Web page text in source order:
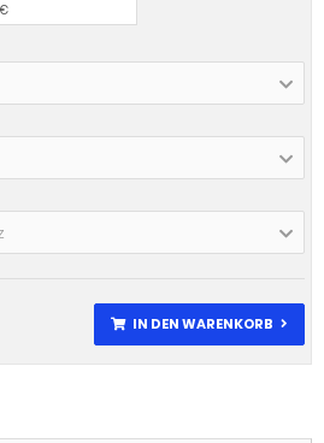
IN DEN WARENKORB